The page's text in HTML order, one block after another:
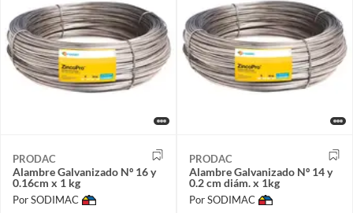
PRODAC
Alambre Galvanizado Nº 16 y
0.16cm x 1 kg
Por SODIMAC
PRODAC
Alambre Galvanizado Nº 14 y
0.2 cm diám. x 1kg
Por SODIMAC